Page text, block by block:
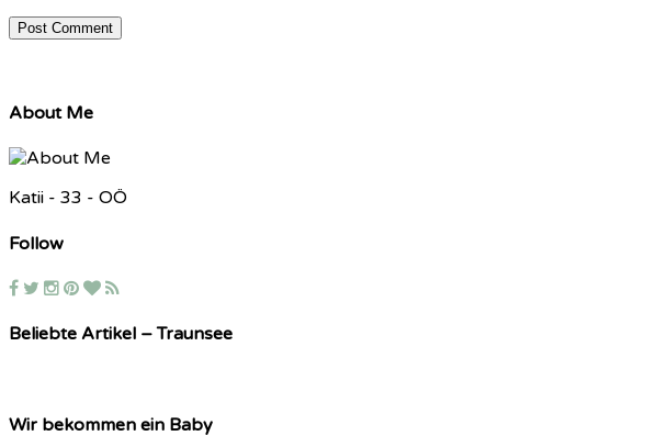
About Me
Katii - 33 - OÖ
Follow
Beliebte Artikel – Traunsee
Wir bekommen ein Baby